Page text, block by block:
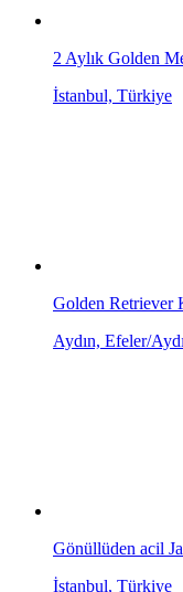
2 Aylık Golden
İstanbul, Türkiye
Golden Retriever
Aydın, Efeler/
Gönüllüden acil
İstanbul, Türkiye